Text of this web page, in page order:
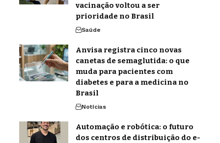
vacinação voltou a ser
prioridade no Brasil
Saúde
Anvisa registra cinco novas
canetas de semaglutida: o que
muda para pacientes com
diabetes e para a medicina no
Brasil
Notícias
Automação e robótica: o futuro
dos centros de distribuição do e-